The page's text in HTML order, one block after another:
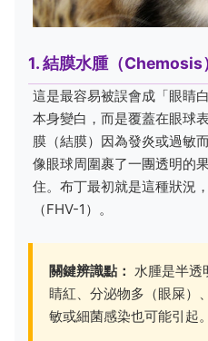
1. 結膜水腫（Chemosis
這是最容易被誤會成「眼睛
本身變白，而是覆蓋在眼球
膜（結膜）因為發炎或過敏
像眼球周圍裹了一團透明的
住。布丁最初就是這種狀況
（FHV-1）。
關鍵辨識點： 水腫是半透
睛紅、分泌物多（眼屎）
敏或細菌感染也可能引起。